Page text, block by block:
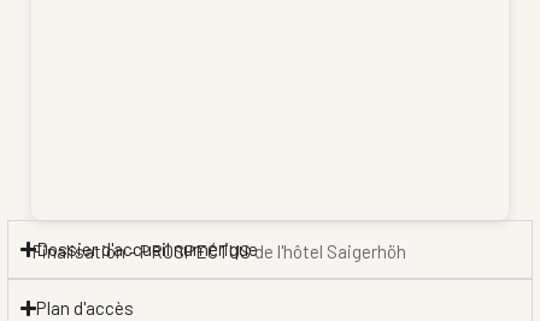
Finalisation - PROSPECTUSde l'hôtel Saigerhöh
Dossier d'accueil numérique
Plan d'accès